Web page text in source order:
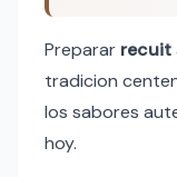
Preparar recuit
tradicion
los sabores
hoy.